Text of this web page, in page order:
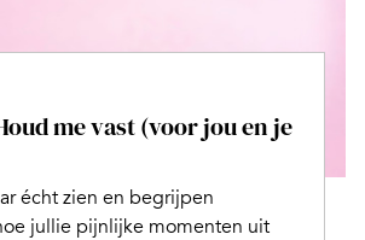
me vast (voor jou en je
écht zien en begrijpen
jullie pijnlijke momenten uit